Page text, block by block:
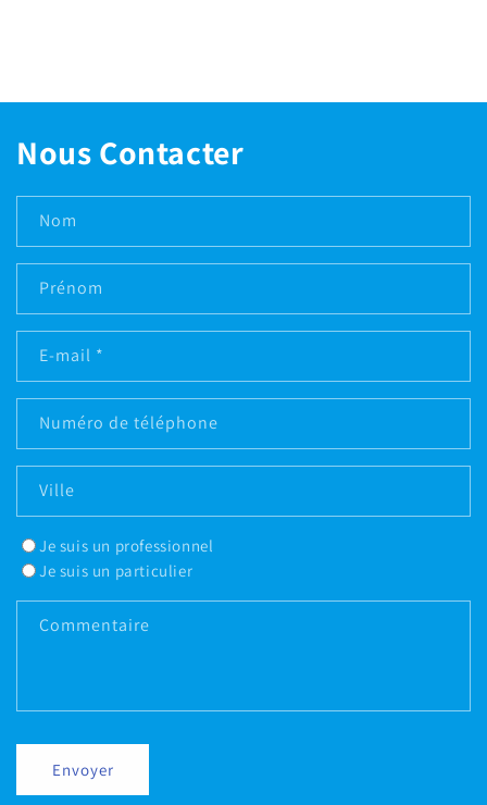
Nous Contacter
Nom
Prénom
E-mail *
Numéro de téléphone
Ville
Je suis un professionnel
Je suis un particulier
Commentaire
Envoyer